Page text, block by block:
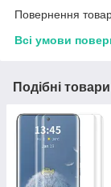
Повернення
Всі умови
Подібні